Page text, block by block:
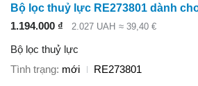
1.194.000 ₫ 2.027 UAH ≈ 39,40 €
Bộ lọc thuỷ lực
Tình trạng mới
RE273801